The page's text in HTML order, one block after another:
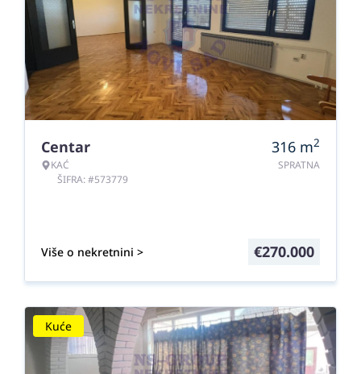
Centar
KAĆ
ŠIFRA: #573779
316 m2
SPRATNA
Više o nekretnini > €270.000
Kuće